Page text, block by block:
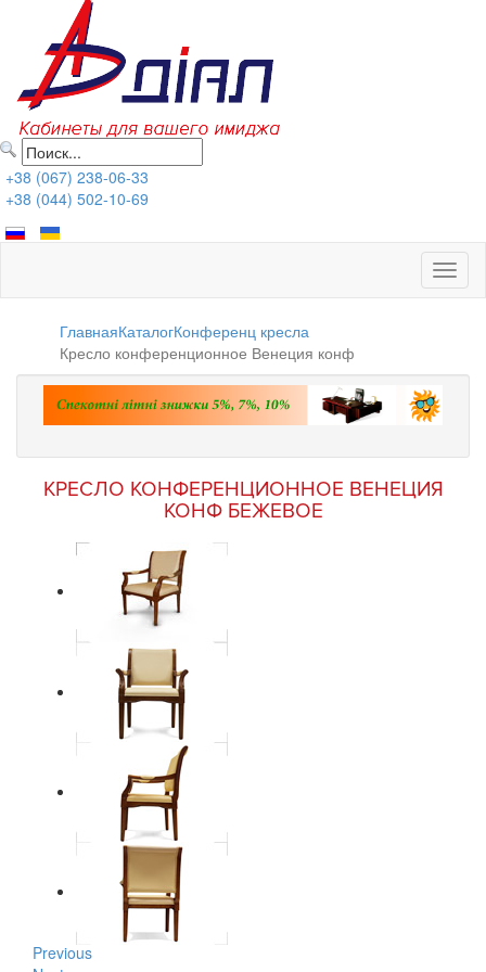
+38 (067) 238-06-33
+38 (044) 502-10-69
ГлавнаяКаталогКонференц кресла
Кресло конференционное Венеция конф
КРЕСЛО КОНФЕРЕНЦИОННОЕ ВЕНЕЦИЯ
КОНФ БЕЖЕВОЕ
Previous